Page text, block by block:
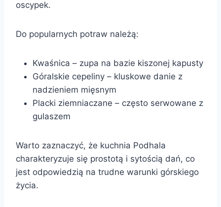
oscypek.
Do popularnych potraw należą:
Kwaśnica – zupa na bazie kiszonej kapusty
Góralskie cepeliny – kluskowe danie z
nadzieniem mięsnym
Placki ziemniaczane – często serwowane z
gulaszem
Warto zaznaczyć, że kuchnia Podhala
charakteryzuje się prostotą i sytością dań, co
jest odpowiedzią na trudne warunki górskiego
życia.